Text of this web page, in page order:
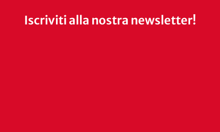
Iscriviti alla nostra newsletter!